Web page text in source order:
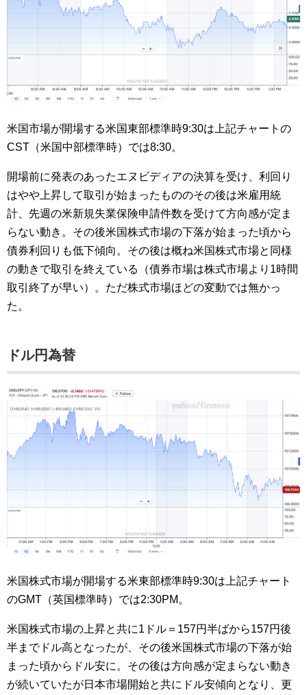
米国市場が開場する米国東部標準時9:30は上記チャートの
CST（米国中部標準時）では8:30。
開場前に発表のあったエヌビディアの決算を受け、利回り
はやや上昇して取引が始まったもののその後は米雇用統
計、先週の米新規失業保険申請件数を受けて方向感が定ま
らない動き。その後米国株式市場の下落が始まった頃から
債券利回りも低下傾向。その後は概ね米国株式市場と同様
の動きで取引を終えている（債券市場は株式市場より1時間
取引終了が早い）。ただ株式市場ほどの変動では無かっ
た。
ドル円為替
米国株式市場が開場する米東部標準時9:30は上記チャート
のGMT（英国標準時）では2:30PM。
米国株式市場の上昇と共に1ドル＝157円半ばから157円後
半までドル高となったが、その後米国株式市場の下落が始
まった頃からドル安に。その後は方向感が定まらない動き
が続いていたが日本市場開始と共にドル安傾向となり、更